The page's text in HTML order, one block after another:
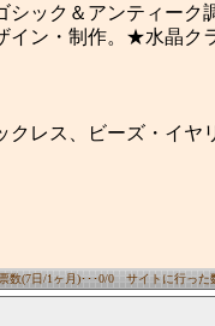
ック＆アンティーク
イン・制作。★水晶ク
クレス、ビーズ・イヤ
数(7日/1ヶ月)･･･0/0 サイトに行った